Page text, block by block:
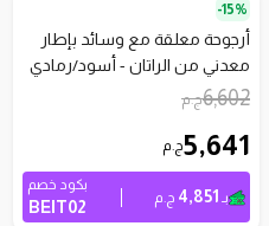
15%-
أرجوحة معلقة مع وسائد بإطار
معدني من الراتان - أسود/رمادي
6,602ج.م
5,641ج.م
بـ 4,851 ج.م
بكود خصم
BEIT02